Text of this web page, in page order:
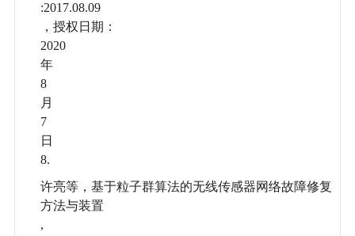
:2017.08.09
，授权日期：
2020
年
8
月
7
日
8.
许亮等，基于粒子群算法的无线传感器网络故障修复
方法与装置
,